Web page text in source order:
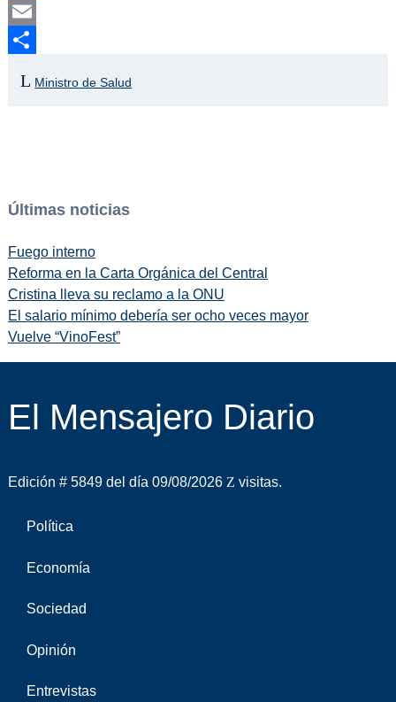
Twitter
Email
Ministro de Salud
Últimas noticias
Fuego interno
Reforma en la Carta Orgánica del Central
Cristina lleva su reclamo a la ONU
El salario mínimo debería ser ocho veces mayor
Vuelve “VinoFest”
El Mensajero Diario
Edición # 5849 del día 09/08/2026 visitas.
Política
Economía
Sociedad
Opinión
Entrevistas